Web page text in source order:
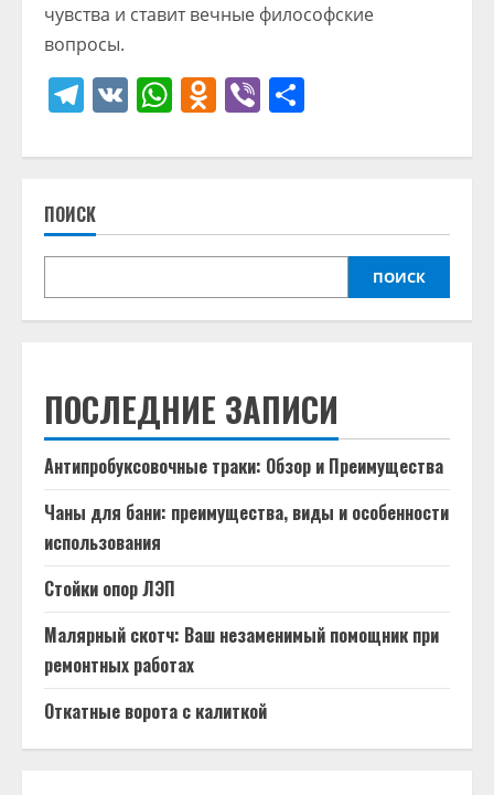
чувства и ставит вечные философские
вопросы.
Telegram
VK WhatsApp
Odnoklassniki
Viber
ПОИСК
ПОИСК
ПОСЛЕДНИЕ ЗАПИСИ
Антипробуксовочные траки: Обзор и Преимущества
Чаны для бани: преимущества, виды и особенности
использования
Стойки опор ЛЭП
Малярный скотч: Ваш незаменимый помощник при
ремонтных работах
Откатные ворота с калиткой